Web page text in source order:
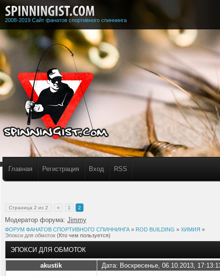
2008-2019 Сайт фанатов спортивного спиннинга
Главная Регистрация Вход RSS
Страница 2 из 2 « 1 2
Модератор форума: Jimmy
ФОРУМ ФАНАТОВ СПОРТИВНОГО СПИННИНГА » ROD BUILDING » ХИМИЯ »
Эпокси для обмоток (Кто чем пользуется)
ЭПОКСИ ДЛЯ ОБМОТОК
akustik Дата: Воскресенье, 06.10.2013,